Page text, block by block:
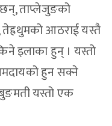
छन्, ताप्लेजुङको
आठराई यस्तै
इलाका हुन् । यस्तो
हुन सक्ने
यस्तो एक